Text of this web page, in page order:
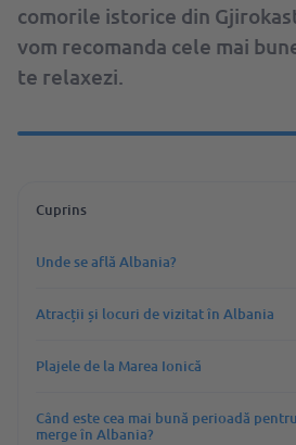
comorile istorice din
vom recomanda cele mai
te relaxezi.
Cuprins
Unde se află Albania?
Atracții și locuri de vizitat în Albania
Plajele de la Marea Ionică
Când este cea mai bună perioadă
merge în Albania?